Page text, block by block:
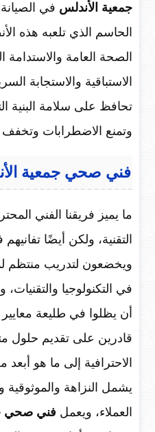
جمعية الأندلس في
الحاسم الذي تلعبه هذه
الصحة العامة والاستدامة
الاستباقية والاستجابة
تحافظ على سلامة البنية
وتمنع الاضطرابات
فني صحي جمعية
ما يميز فريقنا الفني
التقنية، ولكن أيضًا
ويخضعون لتدريب منتظم
في التكنولوجيا والتقنيات،
أن يظلوا في طليعة معايير
قادرين على تقديم حلول
الاحترافية إلى ما هو أبعد
يشمل النزاهة والموثوقية
العملاء، ويعمل فني صحي